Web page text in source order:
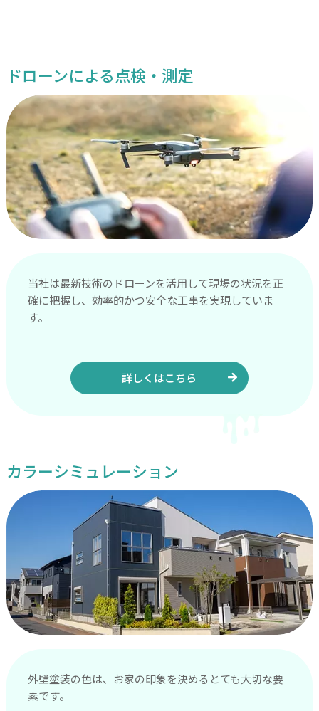
ドローンによる点検・測定
当社は最新技術のドローンを活用して現場の状況を正
確に把握し、効率的かつ安全な工事を実現していま
す。
詳しくはこちら
カラーシミュレーション
外壁塗装の色は、お家の印象を決めるとても大切な要
素です。